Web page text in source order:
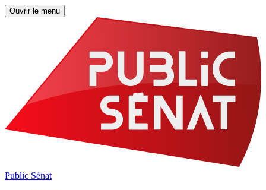
Ouvrir le menu
Public Sénat